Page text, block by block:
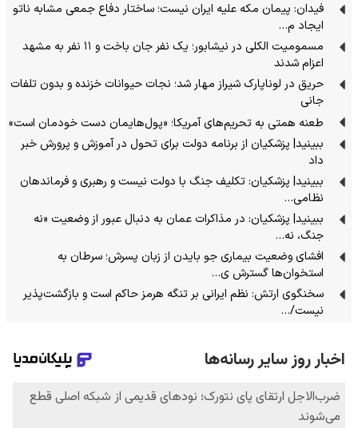
فیدان: پیمان مکه علیه ایران نیست؛ ساختار دفاع جمعی مشابه ناتو
ایجاد م…
مسمومیت الکلی در نیشابور؛ یک نفر جان باخت و ۱۱ نفر به مشهد
اعزام شدند
حریق در لوناپارک شیراز مهار شد؛ نجات حیوانات خزنده و بدون تلفات
جانی
طعنه همتی به تحریم‌های آمریکا؛ «پول‌هایمان دست خودمان است»
ببینید| پزشکیان از برنامه دولت برای تحول در آموزش و پرورش خبر
داد
ببینید| پزشکیان: تکلیف جنگ با دولت نیست و رهبری و فرماندهان
نظامی…
ببینید| پزشکیان: در مذاکرات عمان به دنبال عبور از وضعیت «نه
جنگ، نه…
افشای وضعیت بیماری جو بایدن از زبان پسرش؛ سرطان به
استخوان‌ها گسترش ی…
سخنگوی ارتش: نظم ایرانی بر تنگه هرمز حاکم است و بازگشت‌پذیر
نیست/…